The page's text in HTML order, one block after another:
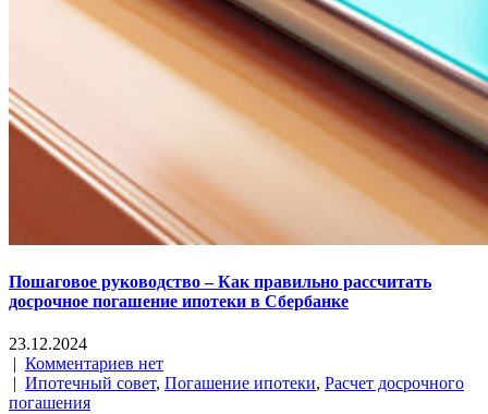
Пошаговое руководство – Как правильно рассчитать
досрочное погашение ипотеки в Сбербанке
23.12.2024
| Комментариев нет
| Ипотечный совет, Погашение ипотеки, Расчет досрочного
погашения